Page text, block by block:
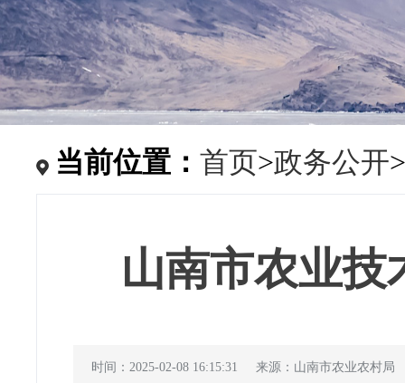
当前位置： 首页>政务公开>
山南市农业技
时间：2025-02-08 16:15:31 来源：山南市农业农村局